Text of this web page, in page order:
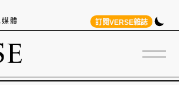
體 訂閱VERSE雜誌